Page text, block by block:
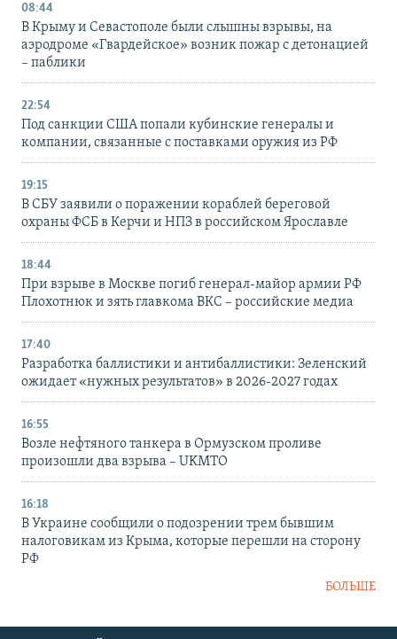
08:44
В Крыму и Севастополе были слышны взрывы, на
аэродроме «Гвардейское» возник пожар с детонацией
– паблики
22:54
Под санкции США попали кубинские генералы и
компании, связанные с поставками оружия из РФ
19:15
В СБУ заявили о поражении кораблей береговой
охраны ФСБ в Керчи и НПЗ в российском Ярославле
18:44
При взрыве в Москве погиб генерал-майор армии РФ
Плохотнюк и зять главкома ВКС – российские медиа
17:40
Разработка баллистики и антибаллистики: Зеленский
ожидает «нужных результатов» в 2026-2027 годах
16:55
Возле нефтяного танкера в Ормузском проливе
произошли два взрыва – UKMTO
16:18
В Украине сообщили о подозрении трем бывшим
налоговикам из Крыма, которые перешли на сторону
РФ
БОЛЬШЕ